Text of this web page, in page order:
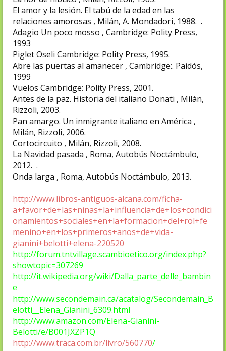
El amor y la lesión. El tabú de la edad en las
relaciones amorosas , Milán, A. Mondadori, 1988. .
Adagio Un poco mosso , Cambridge: Polity Press,
1993
Piglet Oseli Cambridge: Polity Press, 1995.
Abre las puertas al amanecer , Cambridge:. Paidós,
1999
Vuelos Cambridge: Polity Press, 2001.
Antes de la paz. Historia del italiano Donati , Milán,
Rizzoli, 2003.
Pan amargo. Un inmigrante italiano en América ,
Milán, Rizzoli, 2006.
Cortocircuito , Milán, Rizzoli, 2008.
La Navidad pasada , Roma, Autobús Noctámbulo,
2012. .
Onda larga , Roma, Autobús Noctámbulo, 2013.
http://www.libros-antiguos-alcana.com/ficha-
a+favor+de+las+ninas+la+influencia+de+los+condici
onamientos+sociales+en+la+formacion+del+rol+fe
menino+en+los+primeros+anos+de+vida-
gianini+belotti+elena-220520
http://forum.tntvillage.scambioetico.org/index.php?
showtopic=307269
http://it.wikipedia.org/wiki/Dalla_parte_delle_bambin
e
http://www.secondemain.ca/acatalog/Secondemain_B
elotti__Elena_Gianini_6309.html
http://www.amazon.com/Elena-Gianini-
Belotti/e/B001JXZP1Q
http://www.traca.com.br/livro/560770/